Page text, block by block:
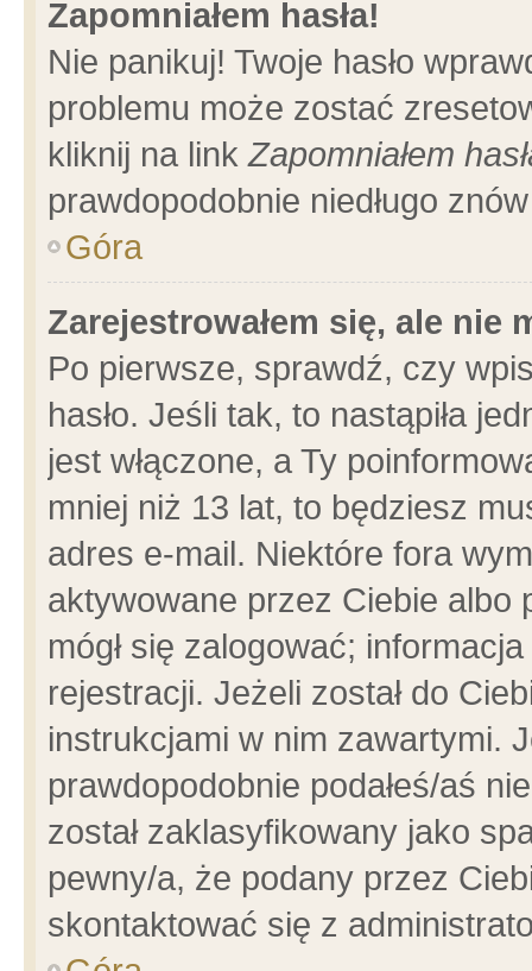
Zapomniałem hasła!
Nie panikuj! Twoje hasło
problemu może zostać
kliknij na linkZapomniałem
prawdopodobnie niedługo
Góra
Zarejestrowałem się, ale nie
Po pierwsze, sprawdź, czy
hasło. Jeśli tak, to nastąpiła
jest włączone, a Ty
mniej niż 13 lat, to będziesz
adres e-mail. Niektóre fora
aktywowane przez Ciebie albo
mógł się zalogować;
rejestracji. Jeżeli został do
instrukcjami w nim zawartymi.
prawdopodobnie podałeś/aś
został zaklasyfikowany jako
pewny/a, że podany przez
skontaktować się z